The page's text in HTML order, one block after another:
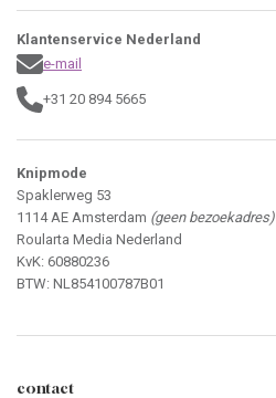
Klantenservice Nederland
e-mail
+31 20 894 5665
Knipmode
Spaklerweg 53
1114 AE Amsterdam (geen bezoekadres)
Roularta Media Nederland
KvK: 60880236
BTW: NL854100787B01
contact